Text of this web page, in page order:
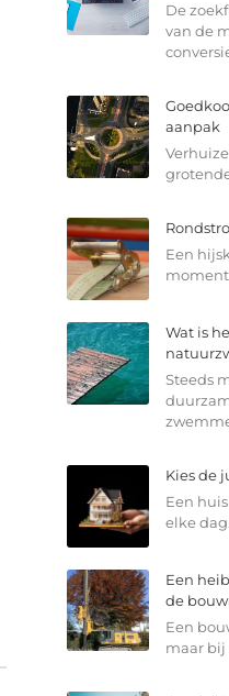
De
van de
aanpak
Een
Wat is
Steeds
Kies de
Een
elke
Een
de
Een
maar bij